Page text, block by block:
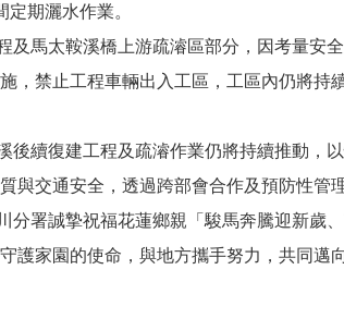
期灑水作業。
馬太鞍溪橋上游疏濬區部分，因考量安
，禁止工程車輛出入工區，工區內仍將持
續復建工程及疏濬作業仍將持續推動，
與交通安全，透過跨部會合作及預防性管
署誠摯祝福花蓮鄉親「駿馬奔騰迎新歲
護家園的使命，與地方攜手努力，共同邁